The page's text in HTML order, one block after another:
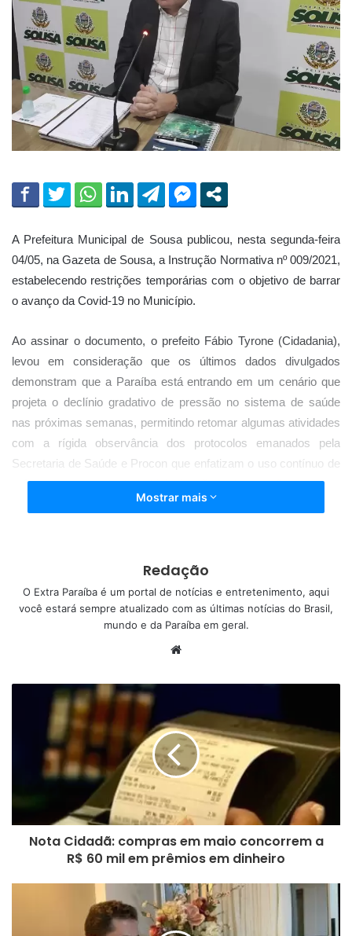
A Prefeitura Municipal de Sousa publicou, nesta segunda-feira
04/05, na Gazeta de Sousa, a Instrução Normativa nº 009/2021,
estabelecendo restrições temporárias com o objetivo de barrar
o avanço da Covid-19 no Município.
Ao assinar o documento, o prefeito Fábio Tyrone (Cidadania),
levou em consideração que os últimos dados divulgados
demonstram que a Paraíba está entrando em um cenário que
projeta o declínio gradativo de pressão no sistema de saúde
nas próximas semanas, permitindo retomar algumas atividades
com a rígida observância dos protocolos emanados pela
Secretaria de Saúde e Procon que enfatizam o uso contínuo de
máscaras, constante higienização das mãos e o
distanciamento social, com a finalidade de conter a expansão
Conforme o Art. 1º, ficam prorrogadas todas as medidas
estabelecidas na Instrução Normativa Municipal nº 008 de 18 de
abril de 2021, até o dia 19 de maio de 2021, com as seguintes
alterações. Conforme o documento, na atual Instrução
Normativa foi alterado o horário de funcionamento nas
conveniência e estabelecimentos similares fica alterado para
06:00 às 23h30min, devendo obedecer ao PROTOCOLO DE
SEGURANÇA emitido pelo PROCON.
Mostrar mais
Redação
O Extra Paraíba é um portal de notícias e entretenimento, aqui
você estará sempre atualizado com as últimas notícias do Brasil,
mundo e da Paraíba em geral.
b
i
t
e
Nota Cidadã: compras em maio concorrem a
R$ 60 mil em prêmios em dinheiro